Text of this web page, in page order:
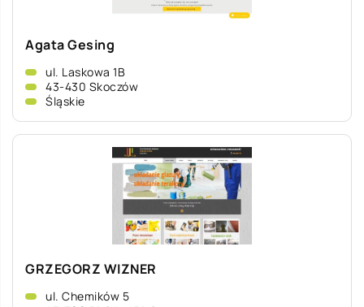
Agata Gesing
ul. Laskowa 1B
43-430 Skoczów
Śląskie
GRZEGORZ WIZNER
ul. Chemików 5